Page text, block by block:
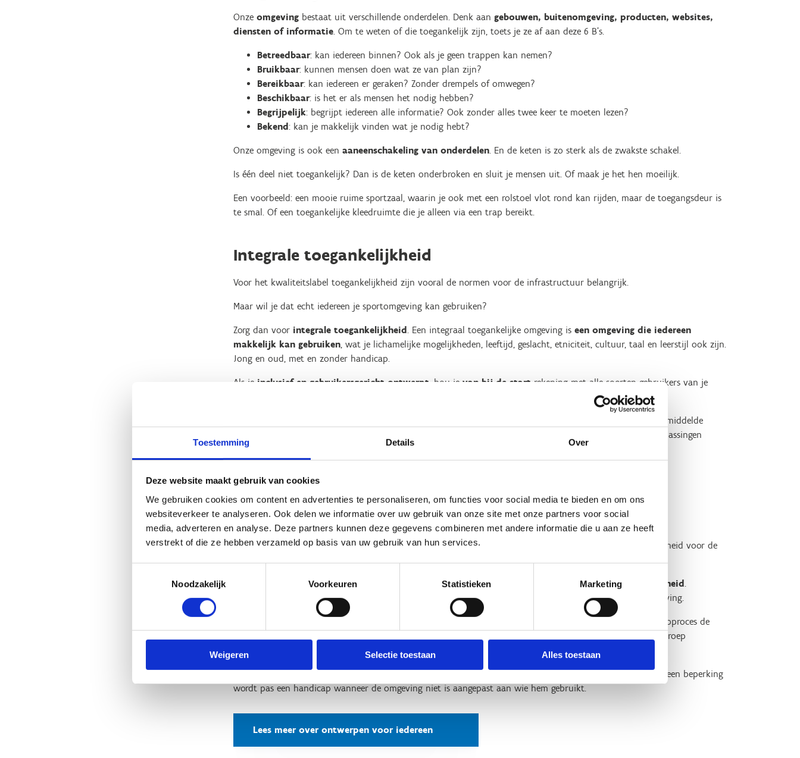
Toestemming Details Over
Deze website maakt gebruik van cookies
We gebruiken cookies om content en advertenties te personaliseren, om functies voor social media te bieden en om ons
websiteverkeer te analyseren. Ook delen we informatie over uw gebruik van onze site met onze partners voor social
media, adverteren en analyse. Deze partners kunnen deze gegevens combineren met andere informatie die u aan ze heeft
verstrekt of die ze hebben verzameld op basis van uw gebruik van hun services.
Noodzakelijk
Voorkeuren Statistieken Marketing
Weigeren Selectie toestaan Alles toestaan
Onze omgeving bestaat uit verschillende onderdelen. Denk aan gebouwen, buitenomgeving, producten, websites,
diensten of informatie. Om te weten of die toegankelijk zijn, toets je ze af aan deze 6 B’s.
Betreedbaar: kan iedereen binnen? Ook als je geen trappen kan nemen?
Bruikbaar: kunnen mensen doen wat ze van plan zijn?
Bereikbaar: kan iedereen er geraken? Zonder drempels of omwegen?
Beschikbaar: is het er als mensen het nodig hebben?
Begrijpelijk: begrijpt iedereen alle informatie? Ook zonder alles twee keer te moeten lezen?
Bekend: kan je makkelijk vinden wat je nodig hebt?
Onze omgeving is ook een aaneenschakeling van onderdelen. En de keten is zo sterk als de zwakste schakel.
Is één deel niet toegankelijk? Dan is de keten onderbroken en sluit je mensen uit. Of maak je het hen moeilijk.
Een voorbeeld: een mooie ruime sportzaal, waarin je ook met een rolstoel vlot rond kan rijden, maar de toegangsdeur is
te smal. Of een toegankelijke kleedruimte die je alleen via een trap bereikt.
Integrale toegankelijkheid
Voor het kwaliteitslabel toegankelijkheid zijn vooral de normen voor de infrastructuur belangrijk.
Maar wil je dat echt iedereen je sportomgeving kan gebruiken?
Zorg dan voor integrale toegankelijkheid. Een integraal toegankelijke omgeving is een omgeving die iedereen
makkelijk kan gebruiken, wat je lichamelijke mogelijkheden, leeftijd, geslacht, etniciteit, cultuur, taal en leerstijl ook zijn.
Jong en oud, met en zonder handicap.
Als je inclusief en gebruikersgericht ontwerpt , hou je van bij de start rekening met alle soorten gebruikers van je
Je werkt dus niet met afzonderlijke aanpassingen voor elke sporter of toeschouwer die anders is dan de gemiddelde
voor aanpassingen
achteraf.
Ontwerpen voor iedereen
Ontwerpen voor iedereen is een ontwerpfilosofie en het uitgangspunt voor het kwaliteitslabel toegankelijkheid voor de
Deze ontwerpmethodiek gaat uit van de menselijke diversiteit sociale inclusie en gelijkheid.
Ontwerpen voor iedereen heeft als doel alle mensen gelijke kansen te geven om mee te doen in de samenleving.
Ontwerpen voor iedereen legt de nadruk op creativiteit en inclusie. Je stelt al bij het begin van het ontwerpproces de
vraag hoe je dit gebouw of deze publieke ruimte mooi en functioneel maakt voor een zo groot mogelijke groep
gebruikers.
In deze filosofie past de ontwerper de omgeving aan zijn gebruikers aan en niet omgekeerd.Want een beperking
wordt pas een handicap wanneer de omgeving niet is aangepast aan wie hem gebruikt.
Lees meer over ontwerpen voor iedereen